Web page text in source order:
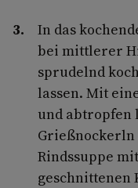
In das
bei mittlerer
sprudelnd
lassen. Mit
und abtropfen
Grießnockerln
Rindssuppe
geschnittenen